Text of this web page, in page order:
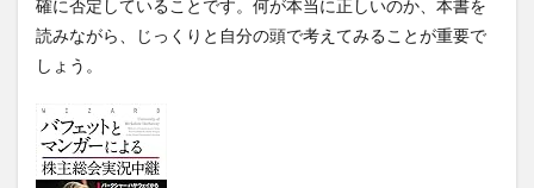
確に否定していることです。何が本当に正しいのか、本書を
読みながら、じっくりと自分の頭で考えてみることが重要で
しょう。